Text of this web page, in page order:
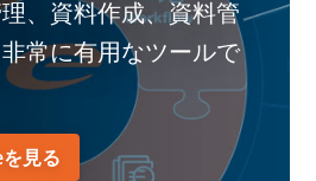
、資料作成、資料管
常に有用なツールで
見る